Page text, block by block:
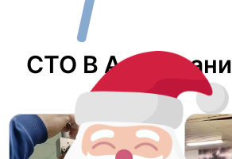
СТО В Астрахани